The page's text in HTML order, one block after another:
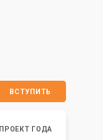
ВСТУПИТЬ
ПРОЕКТ ГОДА